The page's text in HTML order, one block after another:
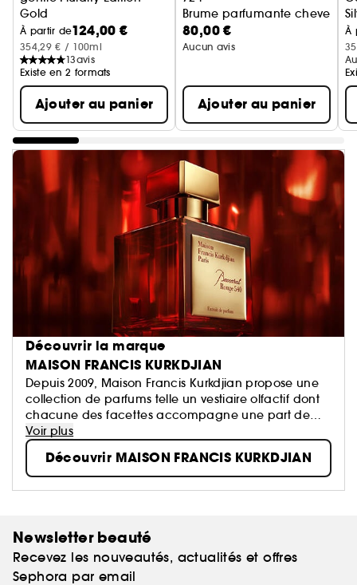
Gold
Eau de parfum
À partir de124,00 €
354,29 € / 100ml
13avis
Existe en 2 formats
Ajouter au panier
Brume parfumante cheveux
80,00 €
Aucun avis
Ajouter au panier
À
Découvrir la marque
MAISON FRANCIS KURKDJIAN
Depuis 2009, Maison Francis Kurkdjian propose une
collection de parfums telle un vestiaire olfactif dont
chacune des facettes accompagne une part de
nous-mêmes.
Parfumeur contemporain parmi les plus célébrés,
Francis Kurkdjian a imaginé un territoire d'expression
d'un perfectionnisme sensuel et délicat.
Voir plus
Découvrir MAISON FRANCIS KURKDJIAN
Newsletter beauté
Recevez les nouveautés, actualités et offres
Sephora par email